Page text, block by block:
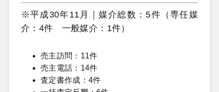
※平成30年11月｜媒介総数：5件（専任媒
介：4件 一般媒介：1件）
売主訪問：11件
売主電話：14件
査定書作成：4件